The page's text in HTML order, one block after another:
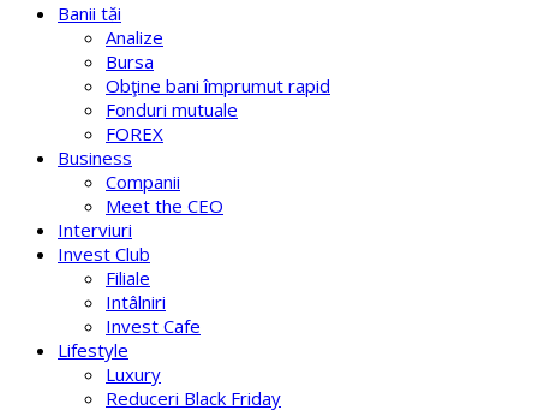
Banii tăi
Analize
Bursa
Obţine bani împrumut rapid
Fonduri mutuale
FOREX
Business
Companii
Meet the CEO
Interviuri
Invest Club
Filiale
Intâlniri
Invest Cafe
Lifestyle
Luxury
Reduceri Black Friday